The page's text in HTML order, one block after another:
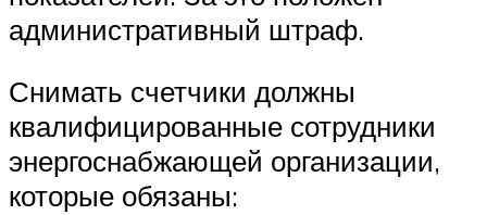
административный штраф.
Снимать счетчики должны
квалифицированные сотрудники
энергоснабжающей организации,
которые обязаны: